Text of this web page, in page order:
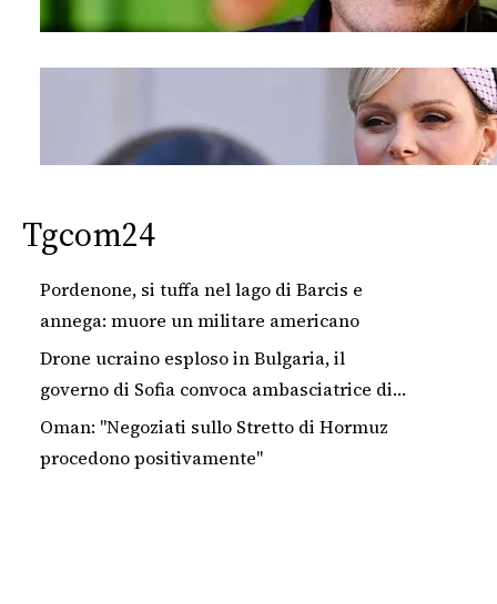
Tgcom24
Pordenone, si tuffa nel lago di Barcis e
annega: muore un militare americano
Drone ucraino esploso in Bulgaria, il
governo di Sofia convoca ambasciatrice di
Kiev
Oman: "Negoziati sullo Stretto di Hormuz
procedono positivamente"